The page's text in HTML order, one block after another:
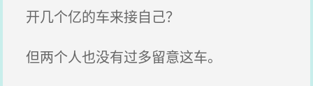
开几个亿的车来接自己？
但两个人也没有过多留意这车。